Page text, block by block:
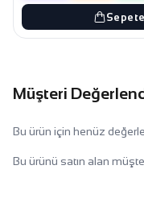
Müşteri
Bu ürün için henüz
Bu ürünü satın alan